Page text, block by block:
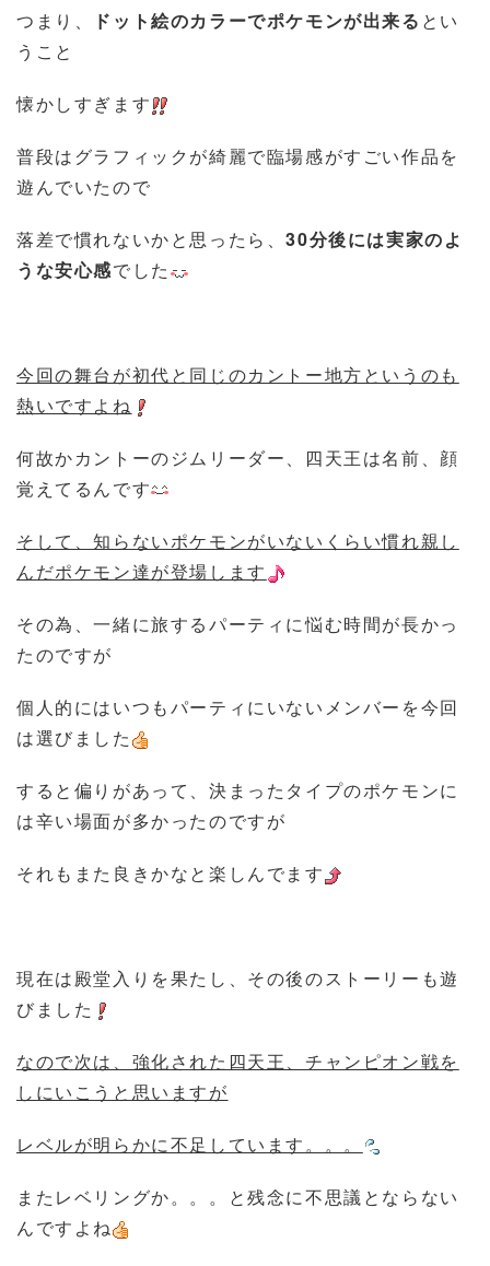
つまり、 ドット絵のカラーでポケモンが出来る とい
うこと
懐かしすぎます
普段はグラフィックが綺麗で臨場感がすごい作品を
遊んでいたので
落差で慣れないかと思ったら、30分後には実家のよ
うな安心感でした
今回の舞台が初代と同じのカントー地方というのも
熱いですよね
何故かカントーのジムリーダー、四天王は名前、顔
覚えてるんです
そして、知らないポケモンがいないくらい慣れ親し
んだポケモン達が登場します
その為、一緒に旅するパーティに悩む時間が長かっ
たのですが
個人的にはいつもパーティにいないメンバーを今回
は選びました
すると偏りがあって、決まったタイプのポケモンに
は辛い場面が多かったのですが
それもまた良きかなと楽しんでます
現在は殿堂入りを果たし、その後のストーリーも遊
びました
なので次は、強化された四天王、チャンピオン戦を
しにいこうと思いますが
レベルが明らかに不足しています。。。
またレベリングか。。。と残念に不思議とならない
んですよね